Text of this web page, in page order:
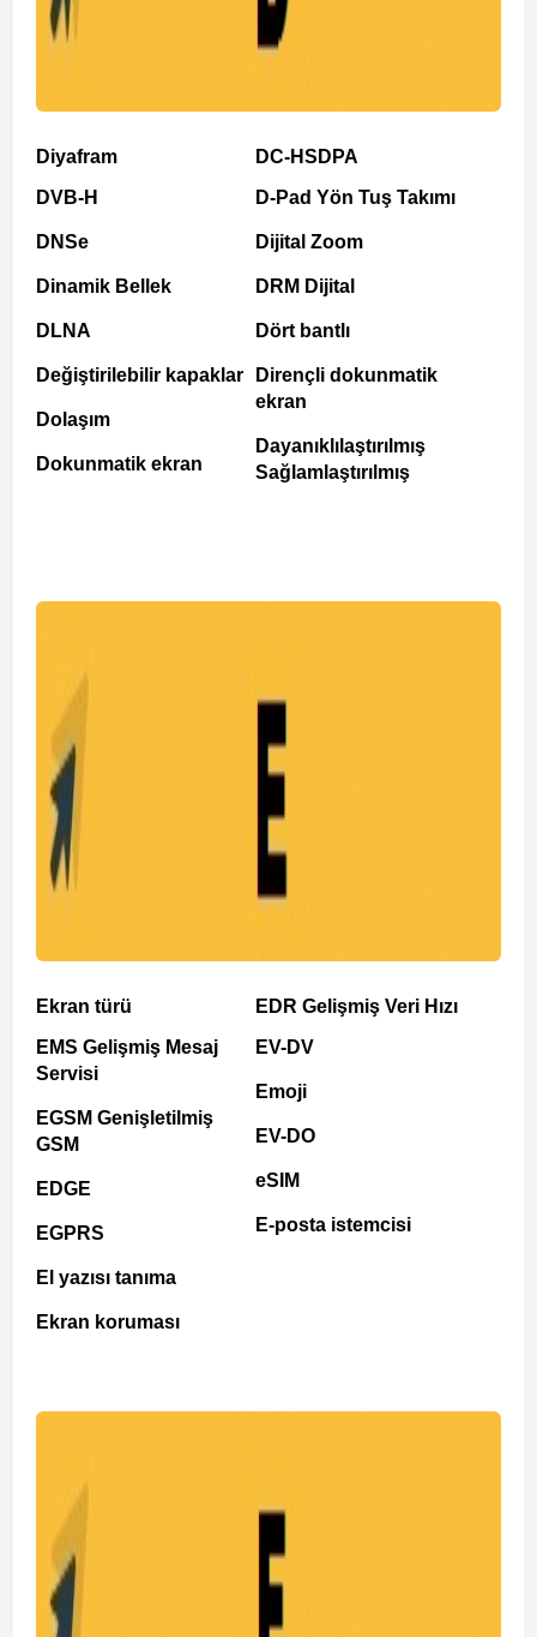
Diyafram
DVB-H
DNSe
Dinamik Bellek
DLNA
Değiştirilebilir kapaklar
Dolaşım
Dokunmatik ekran
DC-HSDPA
D-Pad Yön Tuş Takımı
Dijital Zoom
DRM Dijital
Dört bantlı
Dirençli dokunmatik
ekran
Dayanıklılaştırılmış
Sağlamlaştırılmış
Ekran türü
EMS Gelişmiş Mesaj
Servisi
EGSM Genişletilmiş
GSM
EDGE
EGPRS
El yazısı tanıma
Ekran koruması
EDR Gelişmiş Veri Hızı
EV-DV
Emoji
EV-DO
eSIM
E-posta istemcisi